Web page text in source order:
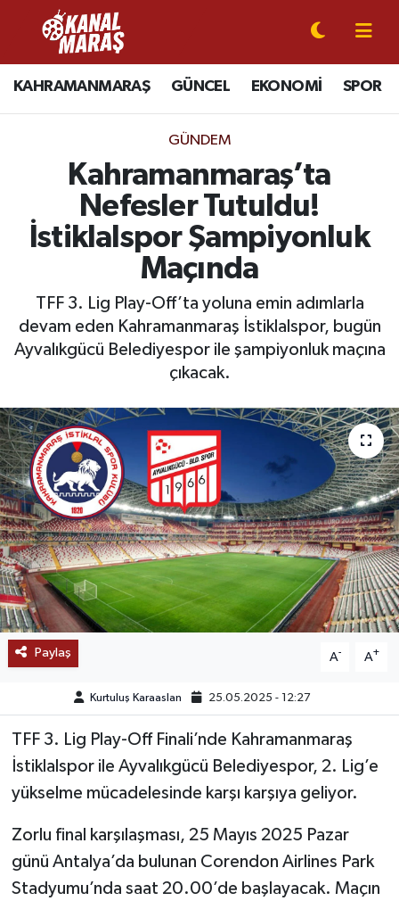
KAHRAMANMARAŞ GÜNCEL EKONOMİ SPOR
GÜNDEM
Kahramanmaraş’ta
Nefesler Tutuldu!
İstiklalspor Şampiyonluk
Maçında
TFF 3. Lig Play-Off’ta yoluna emin adımlarla
devam eden Kahramanmaraş İstiklalspor, bugün
Ayvalıkgücü Belediyespor ile şampiyonluk maçına
çıkacak.
Paylaş A- A+
Kurtuluş Karaaslan 25.05.2025 - 12:27
TFF 3. Lig Play-Off Finali’nde Kahramanmaraş
İstiklalspor ile Ayvalıkgücü Belediyespor, 2. Lig’e
yükselme mücadelesinde karşı karşıya geliyor.
Zorlu final karşılaşması, 25 Mayıs 2025 Pazar
günü Antalya’da bulunan Corendon Airlines Park
Stadyumu’nda saat 20.00’de başlayacak. Maçın
CANLI YAYIN
KAHRAMANMARAŞ
SPOR
SİYASET
EKONOMİ
GÜNDEM
SAĞLIK
EĞİTİM
BÖLGE
KEŞFET
POPÜLER
DÜNYA
TREND
MEDYA
OTOMOTİV
TEKNOLOJİ
YAŞAM
Kahramanmaraş Nöbetçi Eczaneler
Kahramanmaraş Hava Durumu
Kahramanmaraş Trafik Yoğunluk Haritası
Süper Lig Puan Durumu ve Fikstür
Tüm Manşetler
Son Dakika Haberleri